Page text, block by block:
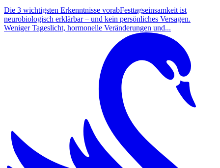
Die 3 wichtigsten Erkenntnisse vorabFesttagseinsamkeit ist
neurobiologisch erklärbar – und kein persönliches Versagen.
Weniger Tageslicht, hormonelle Veränderungen und...